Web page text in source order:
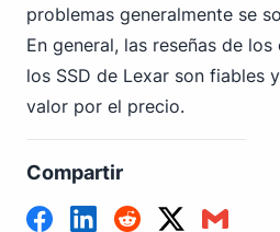
problemas generalmente se
En general, las reseñas de
los SSD de Lexar son fiables
valor por el precio.
Compartir